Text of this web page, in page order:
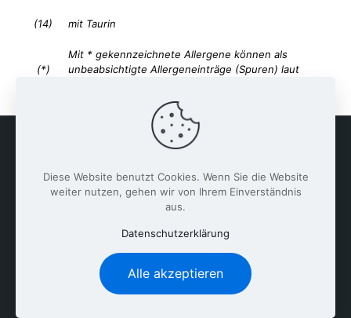
(14) mit Taurin
(*)
Mit * gekennzeichnete Allergene können als
unbeabsichtigte Allergeneinträge (Spuren) laut
Clemens-Brentano-Europaschule
Diese Website benutzt Cookies. Wenn Sie die Website
weiter nutzen, gehen wir von Ihrem Einverständnis
aus.
Datenschutzerklärung
Alle akzeptieren